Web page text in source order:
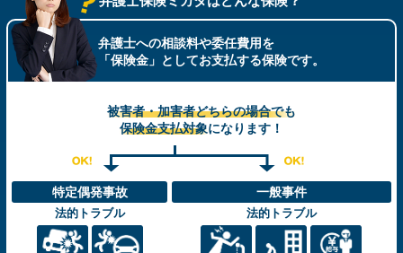
弁護士への相談料や委任費用を
「保険金」としてお支払する保険です。
被害者・加害者どちらの場合でも
保険金支払対象になります！
特定偶発事故
法的トラブル
一般事件
法的トラブル